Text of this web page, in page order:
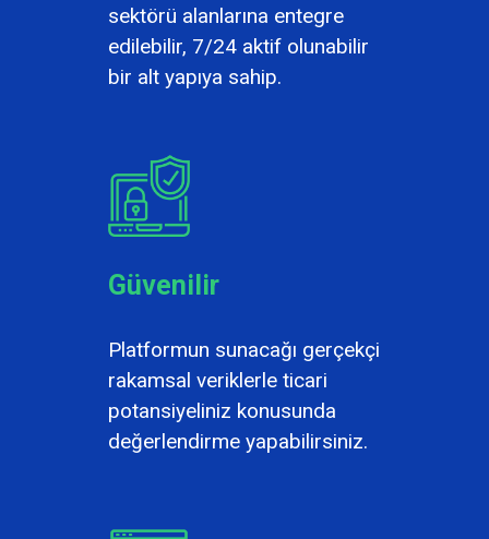
sektörü alanlarına entegre
edilebilir, 7/24 aktif olunabilir
bir alt yapıya sahip.
Güvenilir
Platformun sunacağı gerçekçi
rakamsal veriklerle ticari
potansiyeliniz konusunda
değerlendirme yapabilirsiniz.